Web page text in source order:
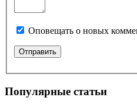
Оповещать о новых
Популярные статьи